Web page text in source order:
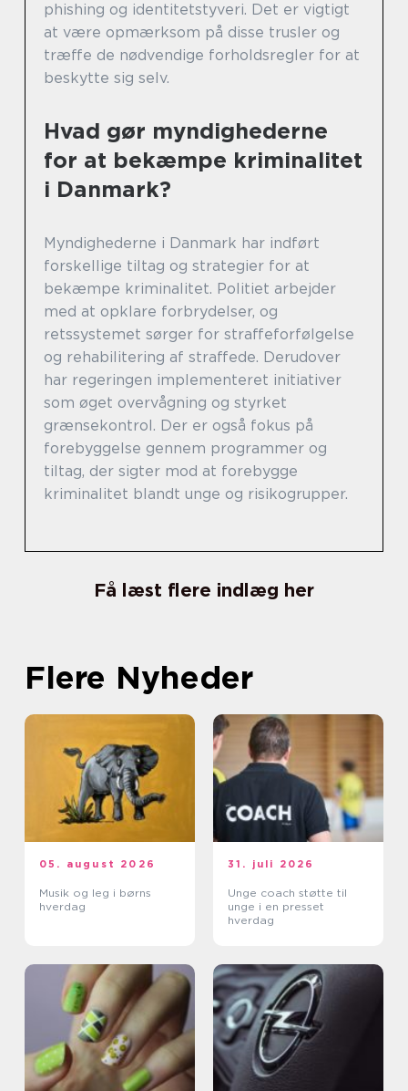
phishing og identitetstyveri. Det er vigtigt
at være opmærksom på disse trusler og
træffe de nødvendige forholdsregler for at
beskytte sig selv.
Hvad gør myndighederne
for at bekæmpe kriminalitet
i Danmark?
Myndighederne i Danmark har indført
forskellige tiltag og strategier for at
bekæmpe kriminalitet. Politiet arbejder
med at opklare forbrydelser, og
retssystemet sørger for straffeforfølgelse
og rehabilitering af straffede. Derudover
har regeringen implementeret initiativer
som øget overvågning og styrket
grænsekontrol. Der er også fokus på
forebyggelse gennem programmer og
tiltag, der sigter mod at forebygge
kriminalitet blandt unge og risikogrupper.
Få læst flere indlæg her
Flere Nyheder
05. august 2026
Musik og leg i børns
hverdag
31. juli 2026
Unge coach støtte til
unge i en presset
hverdag